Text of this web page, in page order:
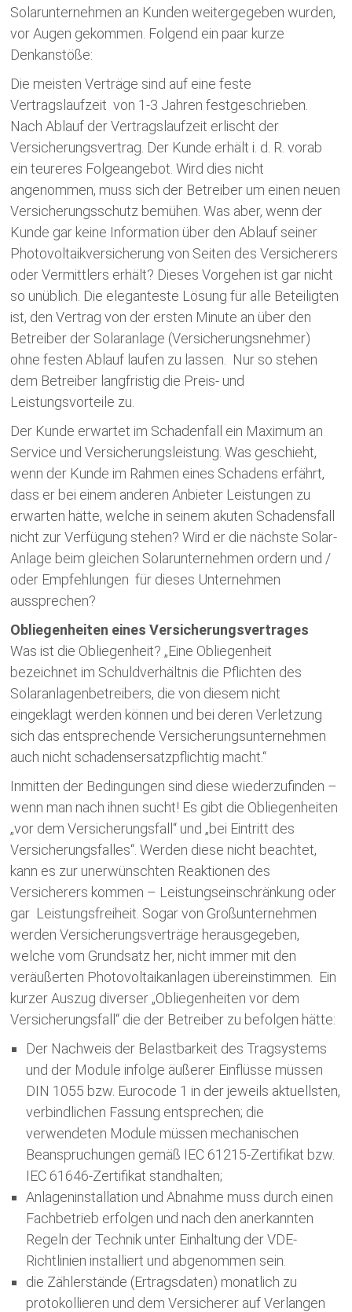
Solarunternehmen an Kunden weitergegeben wurden,
vor Augen gekommen. Folgend ein paar kurze
Denkanstöße:
Die meisten Verträge sind auf eine feste
Vertragslaufzeit von 1-3 Jahren festgeschrieben.
Nach Ablauf der Vertragslaufzeit erlischt der
Versicherungsvertrag. Der Kunde erhält i. d. R. vorab
ein teureres Folgeangebot. Wird dies nicht
angenommen, muss sich der Betreiber um einen neuen
Versicherungsschutz bemühen. Was aber, wenn der
Kunde gar keine Information über den Ablauf seiner
Photovoltaikversicherung von Seiten des Versicherers
oder Vermittlers erhält? Dieses Vorgehen ist gar nicht
so unüblich. Die eleganteste Lösung für alle Beteiligten
ist, den Vertrag von der ersten Minute an über den
Betreiber der Solaranlage (Versicherungsnehmer)
ohne festen Ablauf laufen zu lassen. Nur so stehen
dem Betreiber langfristig die Preis- und
Leistungsvorteile zu.
Der Kunde erwartet im Schadenfall ein Maximum an
Service und Versicherungsleistung. Was geschieht,
wenn der Kunde im Rahmen eines Schadens erfährt,
dass er bei einem anderen Anbieter Leistungen zu
erwarten hätte, welche in seinem akuten Schadensfall
nicht zur Verfügung stehen? Wird er die nächste Solar-
Anlage beim gleichen Solarunternehmen ordern und /
oder Empfehlungen für dieses Unternehmen
aussprechen?
Obliegenheiten eines Versicherungsvertrages
Was ist die Obliegenheit? „Eine Obliegenheit
bezeichnet im Schuldverhältnis die Pflichten des
Solaranlagenbetreibers, die von diesem nicht
eingeklagt werden können und bei deren Verletzung
sich das entsprechende Versicherungsunternehmen
auch nicht schadensersatzpflichtig macht.“
Inmitten der Bedingungen sind diese wiederzufinden –
wenn man nach ihnen sucht! Es gibt die Obliegenheiten
„vor dem Versicherungsfall“ und „bei Eintritt des
Versicherungsfalles“. Werden diese nicht beachtet,
kann es zur unerwünschten Reaktionen des
Versicherers kommen – Leistungseinschränkung oder
gar Leistungsfreiheit. Sogar von Großunternehmen
werden Versicherungsverträge herausgegeben,
welche vom Grundsatz her, nicht immer mit den
veräußerten Photovoltaikanlagen übereinstimmen. Ein
kurzer Auszug diverser „Obliegenheiten vor dem
Versicherungsfall“ die der Betreiber zu befolgen hätte:
Der Nachweis der Belastbarkeit des Tragsystems
und der Module infolge äußerer Einflüsse müssen
DIN 1055 bzw. Eurocode 1 in der jeweils aktuellsten,
verbindlichen Fassung entsprechen; die
verwendeten Module müssen mechanischen
Beanspruchungen gemäß IEC 61215-Zertifikat bzw.
IEC 61646-Zertifikat standhalten;
Anlageninstallation und Abnahme muss durch einen
Fachbetrieb erfolgen und nach den anerkannten
Regeln der Technik unter Einhaltung der VDE-
Richtlinien installiert und abgenommen sein.
die Zählerstände (Ertragsdaten) monatlich zu
protokollieren und dem Versicherer auf Verlangen